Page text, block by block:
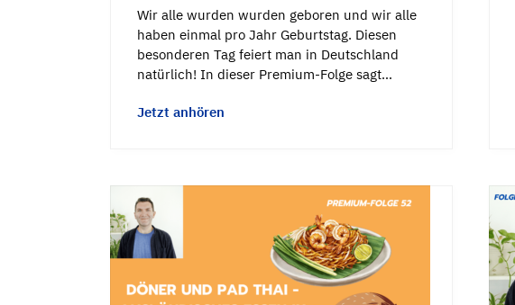
Wir alle wurden wurden geboren und wir alle
haben einmal pro Jahr Geburtstag. Diesen
besonderen Tag feiert man in Deutschland
natürlich! In dieser Premium-Folge sagt…
Jetzt anhören